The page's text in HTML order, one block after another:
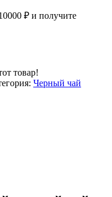
₽ и получите
товар!
Черный чай